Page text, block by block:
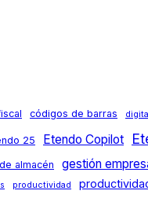
códigos de barras
25 Etendo Copilot
almacén gestión
productividad